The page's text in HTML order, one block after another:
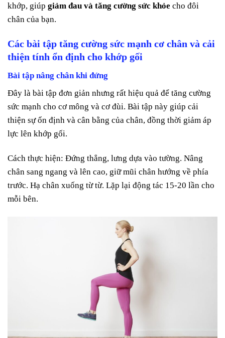
khớp, giúp giảm đau và tăng cường sức khỏe cho đôi
chân của bạn.
Các bài tập tăng cường sức mạnh cơ chân và cải
thiện tính ổn định cho khớp gối
Bài tập nâng chân khi đứng
Đây là bài tập đơn giản nhưng rất hiệu quả để tăng cường
sức mạnh cho cơ mông và cơ đùi. Bài tập này giúp cải
thiện sự ổn định và cân bằng của chân, đồng thời giảm áp
lực lên khớp gối.
Cách thực hiện: Đứng thẳng, lưng dựa vào tường. Nâng
chân sang ngang và lên cao, giữ mũi chân hướng về phía
trước. Hạ chân xuống từ từ. Lặp lại động tác 15-20 lần cho
mỗi bên.